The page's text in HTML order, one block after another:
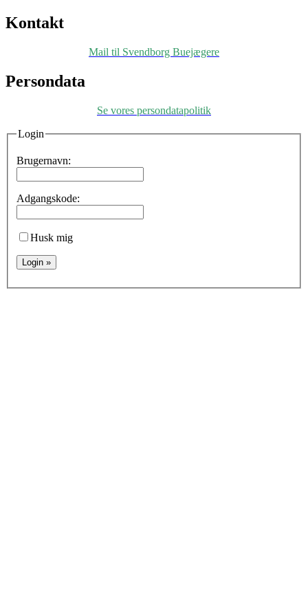
Kontakt
Mail til Svendborg Buejægere
Persondata
Se vores persondatapolitik
Login
Brugernavn:
Adgangskode:
Husk mig